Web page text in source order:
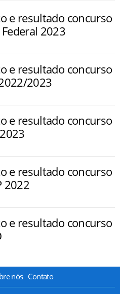
e resultado concurso
Federal 2023
e resultado concurso
2023
e resultado concurso
e resultado concurso
2022
e resultado concurso
nós Contato